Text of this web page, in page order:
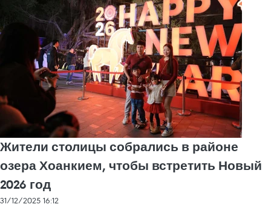
Жители столицы собрались в районе
озера Хоанкием, чтобы встретить Новый
2026 год
31/12/2025 16:12